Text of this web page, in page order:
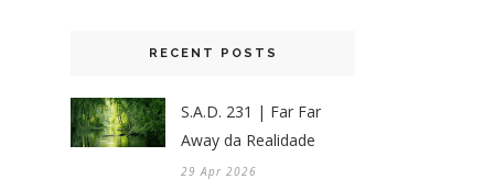
RECENT POSTS
S.A.D. 231 | Far Far
Away da Realidade
29 Apr 2026